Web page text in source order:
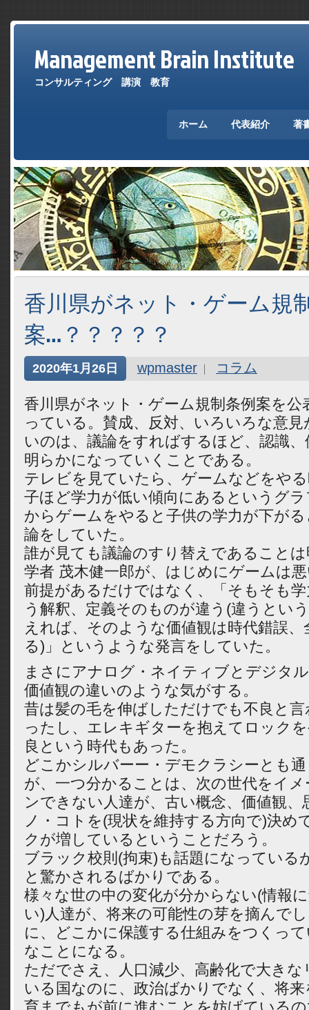
Management Brain Institute
コンサルティング 講演 教育
ホーム 代表紹介 著
香川県がネット・ゲーム規
案…？？？？？
2020年1月26日 wpmaster コラム
香川県がネット・ゲーム規制条例案を公
っている。賛成、反対、いろいろな意
いのは、議論をすればするほど、認識
明らかになっていくことである。
テレビを見ていたら、ゲームなどをや
子ほど学力が低い傾向にあるというグ
からゲームをやると子供の学力が下が
論をしていた。
誰が見ても議論のすり替えであること
学者 茂木健一郎が、はじめにゲームは
前提があるだけではなく、「そもそも
う解釈、定義そのものが違う(違うとい
えれば、そのような価値観は時代錯誤
る)」というような発言をしていた。
まさにアナログ・ネイティブとデジタ
価値観の違いのような気がする。
昔は髪の毛を伸ばしただけでも不良と
ったし、エレキギターを抱えてロック
良という時代もあった。
どこかシルバーー・デモクラシーとも
が、一つ分かることは、次の世代をイ
ンできない人達が、古い概念、価値観
ノ・コトを(現状を維持する方向で)決め
クが増しているということだろう。
ブラック校則(拘束)も話題になってい
と驚かされるばかりである。
様々な世の中の変化が分からない(情報
い)人達が、将来の可能性の芽を摘んで
に、どこかに保護する仕組みをつくっ
なことになる。
ただでさえ、人口減少、高齢化で大き
いる国なのに、政治ばかりでなく、将